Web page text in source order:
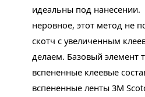
идеальны под нанесении.
неровное, этот метод не
скотч с увеличенным
делаем. Базовый элемент
вспененные клеевые
вспененные ленты 3M